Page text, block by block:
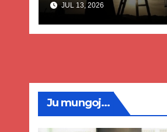
JUL 13, 2026
Ju mungoj...